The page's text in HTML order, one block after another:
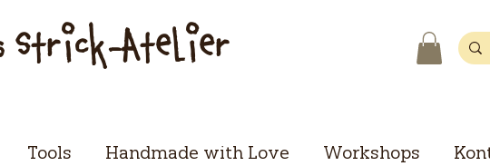
Strick-Atelier
Tools Handmade with Love Workshops